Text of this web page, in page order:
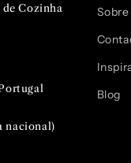
Cozinha
nacional)
Blog